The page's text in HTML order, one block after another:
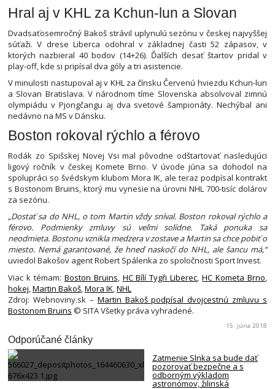
Hral aj v KHL za Kchun-lun a Slovan
Dvadsaťosemročný Bakoš strávil uplynulú sezónu v českej najvyššej
súťaži. V drese Liberca odohral v základnej časti 52 zápasov, v
ktorých nazbieral 40 bodov (14+26). Ďalších desať štartov pridal v
play-off, kde si pripísal dva góly a tri asistencie.
V minulosti nastupoval aj v KHL za čínsku Červenú hviezdu Kchun-lun
a Slovan Bratislava. V národnom tíme Slovenska absolvoval zimnú
olympiádu v Pjongčangu aj dva svetové šampionáty. Nechýbal ani
nedávno na MS v Dánsku.
Boston rokoval rýchlo a férovo
Rodák zo Spišskej Novej Vsi mal pôvodne odštartovať nasledujúci
ligový ročník v českej Komete Brno. V úvode júna sa dohodol na
spolupráci so švédskym klubom Mora IK, ale teraz podpísal kontrakt
s Bostonom Bruins, ktorý mu vynesie na úrovni NHL 700-tisíc dolárov
za sezónu.
„Dostať sa do NHL, o tom Martin vždy sníval. Boston rokoval rýchlo a
férovo. Podmienky zmluvy sú veľmi solídne. Taká ponuka sa
neodmieta. Bostonu vznikla medzera v zostave a Martin sa chce pobiť o
miesto. Nemá garantované, že hneď naskočí do NHL, ale šancu má,“
uviedol Bakošov agent Robert Spálenka zo spoločnosti Sport Invest.
Viac k témam: Boston Bruins, HC Bílí Tygři Liberec,HC Kometa Brno,
hokej,Martin Bakoš,Mora IK,NHL
Zdroj: Webnoviny.sk – Martin Bakoš podpísal dvojcestnú zmluvu s
Bostonom Bruins © SITA Všetky práva vyhradené.
15. júna 2018
Odporúčané články
Zatmenie Slnka sa bude dať
pozorovať bezpečne a s
odborným výkladom
astronómov, žilinská